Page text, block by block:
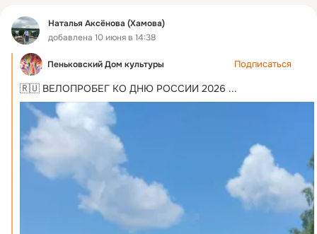
Наталья Аксёнова (Хамова)
добавлена 10 июня в 14:38
Пеньковский Дом культуры Подписаться
🇷🇺 ВЕЛОПРОБЕГ КО ДНЮ РОССИИ 2026 ...